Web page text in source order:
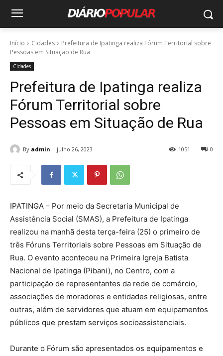
Início Cidades
Prefeitura de Ipatinga realiza Fórum Territorial sobre
Pessoas em Situação de Rua
Cidades
Prefeitura de Ipatinga realiza
Fórum Territorial sobre
Pessoas em Situação de Rua
By admin julho 26, 2023 0
1051
IPATINGA – Por meio da Secretaria Municipal de
Assistência Social (SMAS), a Prefeitura de Ipatinga
realizou na manhã desta terça-feira (25) o primeiro de
três Fóruns Territoriais sobre Pessoas em Situação de
Rua. O evento aconteceu na Primeira Igreja Batista
Nacional de Ipatinga (Pibani), no Centro, com a
participação de representantes da rede de comércio,
associações de moradores e entidades religiosas, entre
outras, além de servidores que atuam em equipamentos
públicos que prestam serviços socioassistenciais.
Durante o Fórum são apresentados os equipamentos e